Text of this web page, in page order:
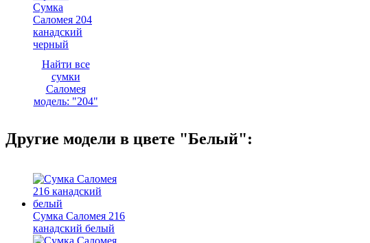
Сумка
Саломея 204
канадский
черный
Найти все
сумки
Саломея
модель: "204"
Другие модели в цвете "Белый":
Сумка Саломея 216
канадский белый